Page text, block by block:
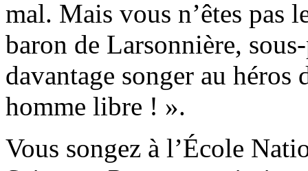
mal. Mais vous n’êtes pas
baron de Larsonnière,
davantage songer au
homme libre ! ».
Vous songez à l’École